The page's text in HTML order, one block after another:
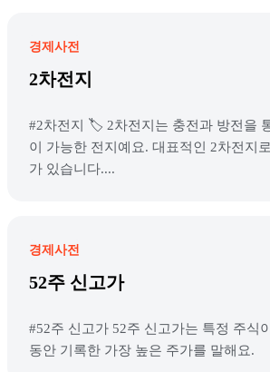
경제사전
2차전지
#2차전지 🏷️ 2차전지는 충전과 방전을
이 가능한 전지예요. 대표적인 2차전지
가 있습니다....
경제사전
52주 신고가
#52주 신고가 52주 신고가는 특정 주식
동안 기록한 가장 높은 주가를 말해요.